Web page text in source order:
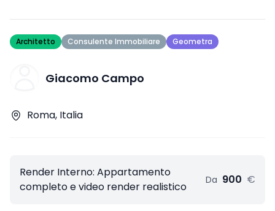
Architetto Consulente Immobiliare Geometra
Giacomo Campo
Roma, Italia
Render Interno: Appartamento
completo e video render realistico
Da 900 €